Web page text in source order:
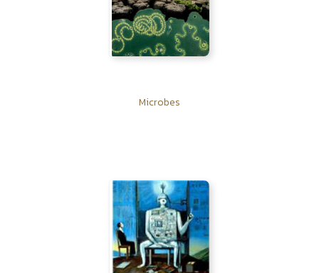
Microbes